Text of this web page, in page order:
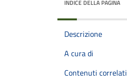
INDICE DELLA PAGINA
Descrizione
A cura di
Contenuti correlati